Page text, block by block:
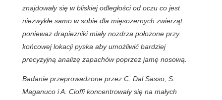
znajdowały się w bliskiej odległości od oczu co jest
niezwykłe samo w sobie dla mięsożernych zwierząt
ponieważ drapieżniki miały nozdrza położone przy
końcowej lokacji pyska aby umożliwić bardziej
precyzyjną analizę zapachów poprzez jamę nosową.
Badanie przeprowadzone przez C. Dal Sasso, S.
Maganuco i A. Cioffi koncentrowały się na małych